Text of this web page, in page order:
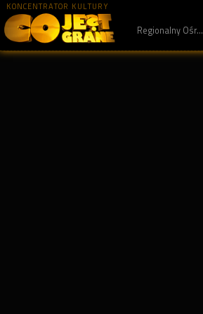
KONCENTRATOR KULTURY
Regionalny Ośr...